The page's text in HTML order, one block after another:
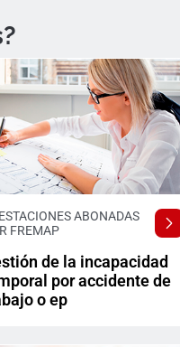
ABONADAS
FREMAP
de la incapacidad
por accidente de
o ep